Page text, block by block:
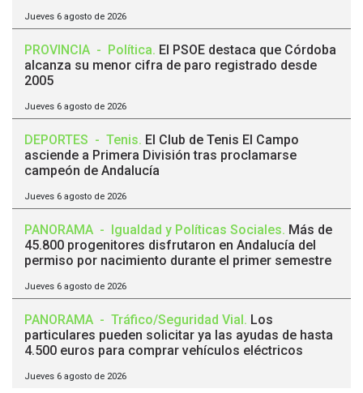
Jueves 6 agosto de 2026
PROVINCIA - Política. El PSOE destaca que Córdoba
alcanza su menor cifra de paro registrado desde
2005
Jueves 6 agosto de 2026
DEPORTES - Tenis. El Club de Tenis El Campo
asciende a Primera División tras proclamarse
campeón de Andalucía
Jueves 6 agosto de 2026
PANORAMA - Igualdad y Políticas Sociales. Más de
45.800 progenitores disfrutaron en Andalucía del
permiso por nacimiento durante el primer semestre
Jueves 6 agosto de 2026
PANORAMA - Tráfico/Seguridad Vial . Los
particulares pueden solicitar ya las ayudas de hasta
4.500 euros para comprar vehículos eléctricos
Jueves 6 agosto de 2026